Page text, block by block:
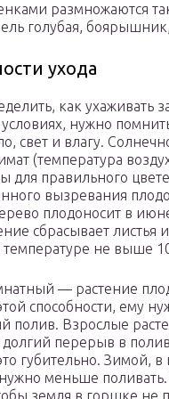
размножаются
ель голубая, боярышник,
ухода
как ухаживать
нужно
свет и влагу.
(температура
для правильного
вызревания
плодоносит в
сбрасывает листья
не выше
— растение
способности, ему
полив. Взрослые
долгий перерыв в
губительно. Зимой, в
меньше
земля в горшке не